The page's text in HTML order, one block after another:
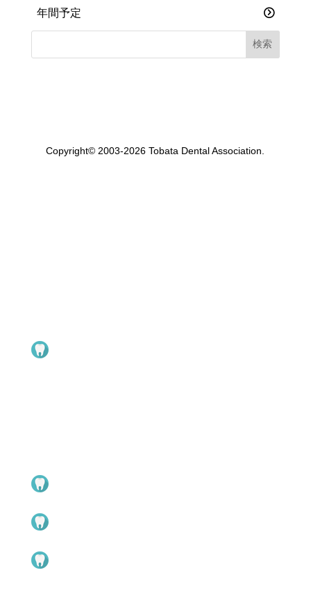
年間予定
Copyright© 2003-2026 Tobata Dental Association.